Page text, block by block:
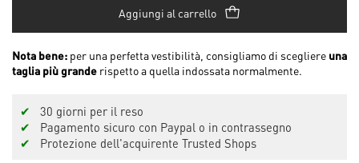
Aggiungi al carrello
Nota bene: per una perfetta vestibilità, consigliamo di scegliere una
taglia più grande rispetto a quella indossata normalmente.
✔
30 giorni per il reso
✔
Pagamento sicuro con Paypal o in contrassegno
✔
Protezione dell'acquirente Trusted Shops